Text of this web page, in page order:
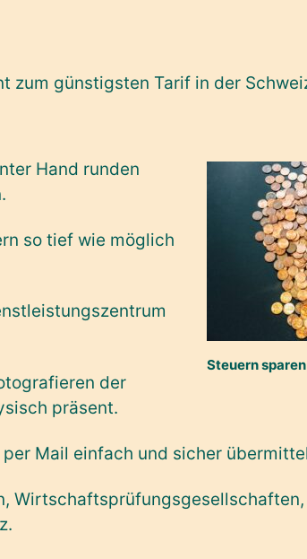
zum günstigsten Tarif in der
Steuern sparen
Hand runden
so tief wie möglich
der
präsent.
Mail einfach und sicher